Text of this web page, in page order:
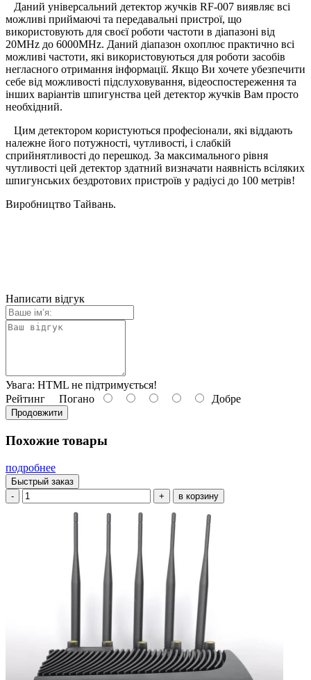
Даний універсальний детектор жучків RF-007 виявляє всі
можливі приймаючі та передавальні пристрої, що
використовують для своєї роботи частоти в діапазоні від
20MHz до 6000MHz. Даний діапазон охоплює практично всі
можливі частоти, які використовуються для роботи засобів
негласного отримання інформації. Якщо Ви хочете убезпечити
себе від можливості підслуховування, відеоспостереження та
інших варіантів шпигунства цей детектор жучків Вам просто
необхідний.
Цим детектором користуються професіонали, які віддають
належне його потужності, чутливості, і слабкій
сприйнятливості до перешкод. За максимального рівня
чутливості цей детектор здатний визначати наявність всіляких
шпигунських бездротових пристроїв у радіусі до 100 метрів!
Виробництво Тайвань.
Написати відгук
Увага: HTML не підтримується!
Рейтинг Погано Добре
Продовжити
Похожие товары
подробнее
Быстрый заказ
-
+ в корзину